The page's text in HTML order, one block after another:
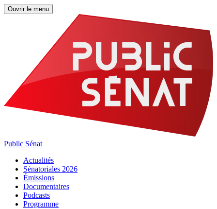
Ouvrir le menu
Public Sénat
Actualités
Sénatoriales 2026
Émissions
Documentaires
Podcasts
Programme